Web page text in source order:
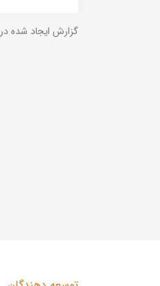
گزارش ایجاد شده در 2026-08-06 ساعت 14:42:10 (UTC +03:30).